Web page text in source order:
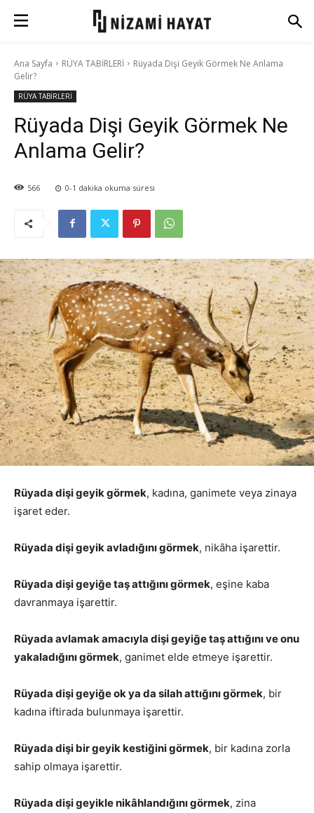
Ana Sayfa RÜYA TABİRLERİ
Rüyada Dişi Geyik Görmek Ne Anlama
Gelir?
RÜYA TABİRLERİ
Rüyada Dişi Geyik Görmek Ne
Anlama Gelir?
566 0-1 dakika okuma süresi
Rüyada dişi geyik görmek, kadına, ganimete veya zinaya
işaret eder.
Rüyada dişi geyik avladığını görmek, nikâha işarettir.
Rüyada dişi geyiğe taş attığını görmek, eşine kaba
davranmaya işarettir.
Rüyada avlamak amacıyla dişi geyiğe taş attığını ve onu
yakaladığını görmek, ganimet elde etmeye işarettir.
Rüyada dişi geyiğe ok ya da silah attığını görmek, bir
kadına iftirada bulunmaya işarettir.
Rüyada dişi bir geyik kestiğini görmek, bir kadına zorla
sahip olmaya işarettir.
Rüyada dişi geyikle nikâhlandığını görmek, zina